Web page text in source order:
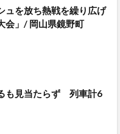
ュを放ち熱戦を繰り広げ
会」/ 岡山県鏡野町
も見当たらず 列車計6